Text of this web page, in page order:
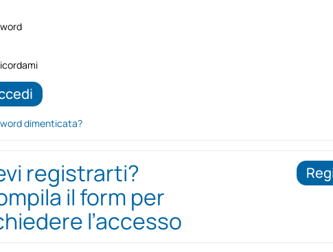
dimenticata?
registrarti?
il form per
l’accesso